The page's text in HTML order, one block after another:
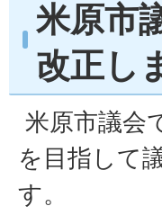
米原市
改正し
米原市議会
を目指して
す。